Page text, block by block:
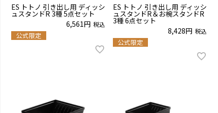
ES トトノ 引き出し用 ディッシ
ュスタンドR 3種 5点セット
6,561
税込
公式限定
ES トトノ 引き出し用 ディッシ
ュスタンドR＆お椀スタンドR
3種 6点セット
8,428
税込
公式限定